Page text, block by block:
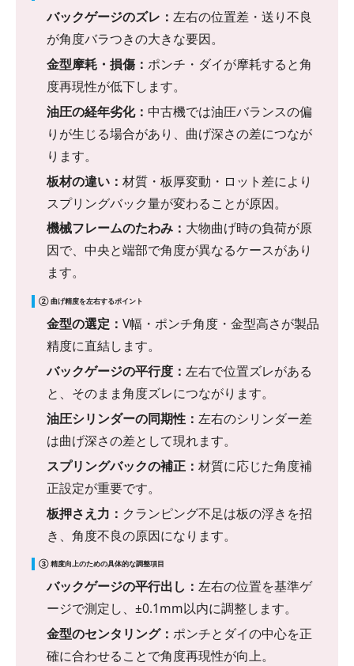
バックゲージのズレ： 左右の位置差・送り不良
が角度バラつきの大きな要因。
金型摩耗・損傷： ポンチ・ダイが摩耗すると角
度再現性が低下します。
油圧の経年劣化： 中古機では油圧バランスの偏
りが生じる場合があり、曲げ深さの差につなが
ります。
板材の違い： 材質・板厚変動・ロット差により
スプリングバック量が変わることが原因。
機械フレームのたわみ： 大物曲げ時の負荷が原
因で、中央と端部で角度が異なるケースがあり
ます。
② 曲げ精度を左右するポイント
金型の選定： V幅・ポンチ角度・金型高さが製品
精度に直結します。
バックゲージの平行度： 左右で位置ズレがある
と、そのまま角度ズレにつながります。
油圧シリンダーの同期性： 左右のシリンダー差
は曲げ深さの差として現れます。
スプリングバックの補正： 材質に応じた角度補
正設定が重要です。
板押さえ力： クランピング不足は板の浮きを招
き、角度不良の原因になります。
③ 精度向上のための具体的な調整項目
バックゲージの平行出し： 左右の位置を基準ゲ
ージで測定し、±0.1mm以内に調整します。
金型のセンタリング： ポンチとダイの中心を正
確に合わせることで角度再現性が向上。